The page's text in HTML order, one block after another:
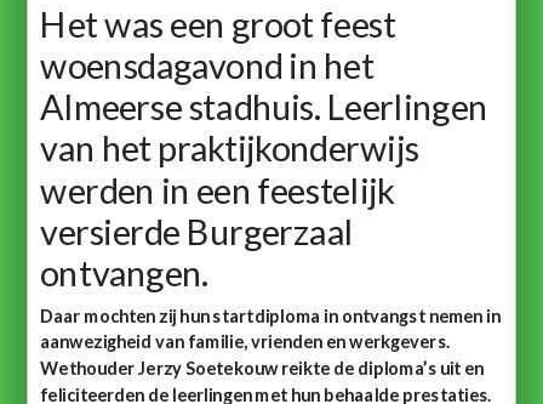
Het was een groot feest
woensdagavond in het
Almeerse stadhuis. Leerlingen
van het praktijkonderwijs
werden in een feestelijk
versierde Burgerzaal
ontvangen.
Daar mochten zij hun startdiploma in ontvangst nemen in
aanwezigheid van familie, vrienden en werkgevers.
Wethouder Jerzy Soetekouw reikte de diploma’s uit en
feliciteerden de leerlingen met hun behaalde prestaties.